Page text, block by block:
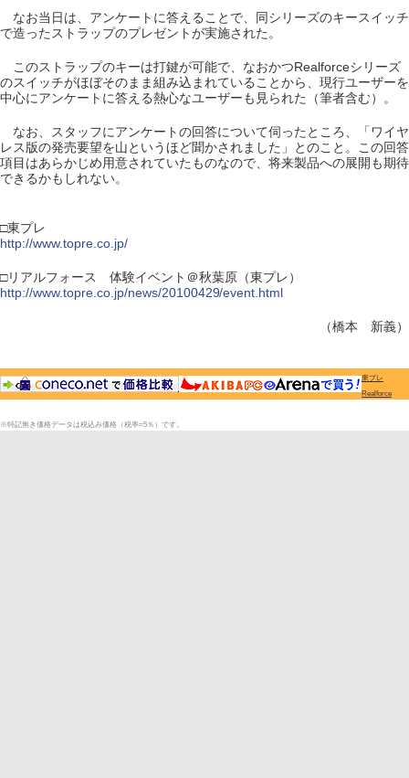
なお当日は、アンケートに答えることで、同シリーズのキースイッチ
で造ったストラップのプレゼントが実施された。
このストラップのキーは打鍵が可能で、なおかつRealforceシリーズ
のスイッチがほぼそのまま組み込まれていることから、現行ユーザーを
中心にアンケートに答える熱心なユーザーも見られた（筆者含む）。
なお、スタッフにアンケートの回答について伺ったところ、「ワイヤ
レス版の発売要望を山というほど聞かされました」とのこと。この回答
項目はあらかじめ用意されていたものなので、将来製品への展開も期待
できるかもしれない。
□東プレ
http://www.topre.co.jp/
□リアルフォース 体験イベント＠秋葉原（東プレ）
http://www.topre.co.jp/news/20100429/event.html
（橋本 新義）
東プレ
Realforce
※特記無き価格データは税込み価格（税率=5％）です。